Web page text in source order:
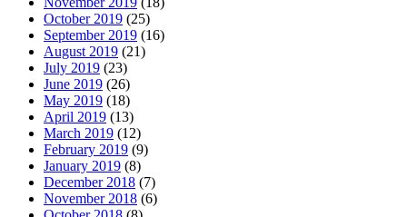
October 2019 (25)
September 2019 (16)
August 2019 (21)
July 2019 (23)
June 2019 (26)
May 2019 (18)
April 2019 (13)
March 2019 (12)
February 2019 (9)
January 2019 (8)
December 2018 (7)
November 2018 (6)